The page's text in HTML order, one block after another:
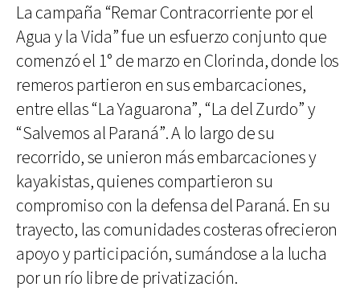
La campaña “Remar Contracorriente por el
Agua y la Vida” fue un esfuerzo conjunto que
comenzó el 1° de marzo en Clorinda, donde los
remeros partieron en sus embarcaciones,
entre ellas “La Yaguarona”, “La del Zurdo” y
“Salvemos al Paraná”. A lo largo de su
recorrido, se unieron más embarcaciones y
kayakistas, quienes compartieron su
compromiso con la defensa del Paraná. En su
trayecto, las comunidades costeras ofrecieron
apoyo y participación, sumándose a la lucha
por un río libre de privatización.